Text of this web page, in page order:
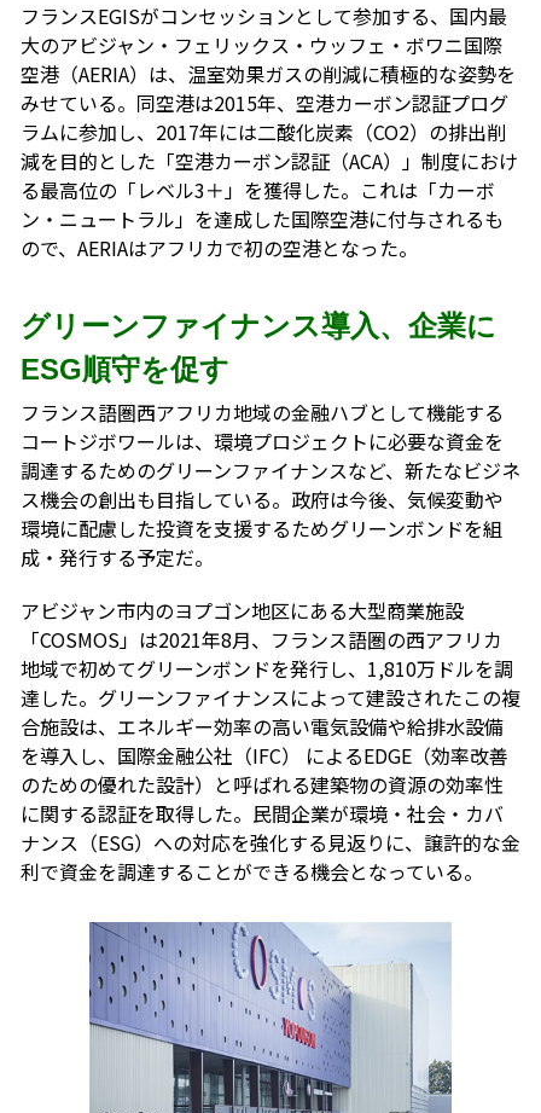
フランスEGISがコンセッションとして参加する、国内最
大のアビジャン・フェリックス・ウッフェ・ボワニ国際
空港（AERIA）は、温室効果ガスの削減に積極的な姿勢を
みせている。同空港は2015年、空港カーボン認証プログ
ラムに参加し、2017年には二酸化炭素（CO2）の排出削
減を目的とした「空港カーボン認証（ACA）」制度におけ
る最高位の「レベル3＋」を獲得した。これは「カーボ
ン・ニュートラル」を達成した国際空港に付与されるも
ので、AERIAはアフリカで初の空港となった。
グリーンファイナンス導入、企業に
ESG順守を促す
フランス語圏西アフリカ地域の金融ハブとして機能する
コートジボワールは、環境プロジェクトに必要な資金を
調達するためのグリーンファイナンスなど、新たなビジネ
ス機会の創出も目指している。政府は今後、気候変動や
環境に配慮した投資を支援するためグリーンボンドを組
成・発行する予定だ。
アビジャン市内のヨプゴン地区にある大型商業施設
「COSMOS」は2021年8月、フランス語圏の西アフリカ
地域で初めてグリーンボンドを発行し、1,810万ドルを調
達した。グリーンファイナンスによって建設されたこの複
合施設は、エネルギー効率の高い電気設備や給排水設備
を導入し、国際金融公社（IFC） によるEDGE（効率改善
のための優れた設計）と呼ばれる建築物の資源の効率性
に関する認証を取得した。民間企業が環境・社会・カバ
ナンス（ESG）への対応を強化する見返りに、譲許的な金
利で資金を調達することができる機会となっている。